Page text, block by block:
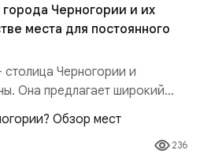
Черногории и их
места для постоянного
Черногории и
Она предлагает широкий
включая театры, музеи,
Подгорица также
Черногории, здесь
236